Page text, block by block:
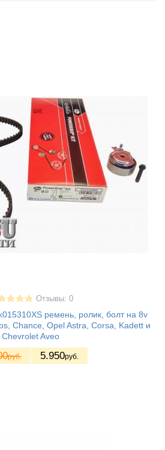
Отзывы: 0
ремень, ролик, болт на 8v
Chance, Opel Astra, Corsa, Kadett и
Chevrolet Aveo
руб. 5.950руб.